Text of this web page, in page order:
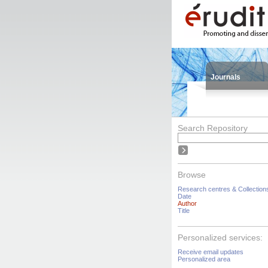
Journals
Search Repository
Browse
Research centres &
Date
Author
Title
Personalized services:
Receive email updates
Personalized area